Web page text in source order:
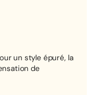
un style épuré, la
de